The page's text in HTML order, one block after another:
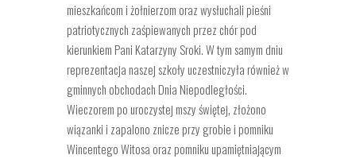
mieszkańcom i żołnierzom oraz wysłuchali pieśni
patriotycznych zaśpiewanych przez chór pod
kierunkiem Pani Katarzyny Sroki. W tym samym dniu
reprezentacja naszej szkoły uczestniczyła również w
gminnych obchodach Dnia Niepodległości.
Wieczorem po uroczystej mszy świętej, złożono
wiązanki i zapalono znicze przy grobie i pomniku
Wincentego Witosa oraz pomniku upamiętniającym